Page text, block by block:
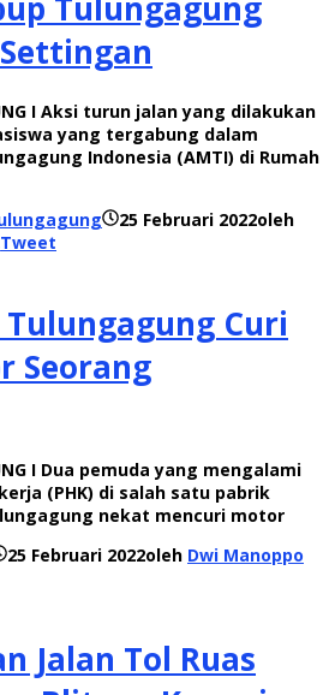
I Aksi turun jalan yang dilakukan
yang tergabung dalam
Indonesia (AMTI) di Rumah
25 Februari 2022oleh
Tweet
Tulungagung Curi
Seorang
I Dua pemuda yang mengalami
(PHK) di salah satu pabrik
nekat mencuri motor
25 Februari 2022oleh Dwi Manoppo
Jalan Tol Ruas